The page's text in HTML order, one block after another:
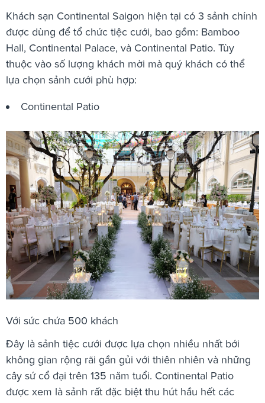
Khách sạn Continental Saigon hiện tại có 3 sảnh chính
được dùng để tổ chức tiệc cưới, bao gồm: Bamboo
Hall, Continental Palace, và Continental Patio. Tùy
thuộc vào số lượng khách mời mà quý khách có thể
lựa chọn sảnh cưới phù hợp:
Continental Patio
Với sức chứa 500 khách
Đây là sảnh tiệc cưới được lựa chọn nhiều nhất bới
không gian rộng rãi gần gủi với thiên nhiên và những
cây sứ cổ đại trên 135 năm tuổi. Continental Patio
được xem là sảnh rất đặc biệt thu hút hầu hết các